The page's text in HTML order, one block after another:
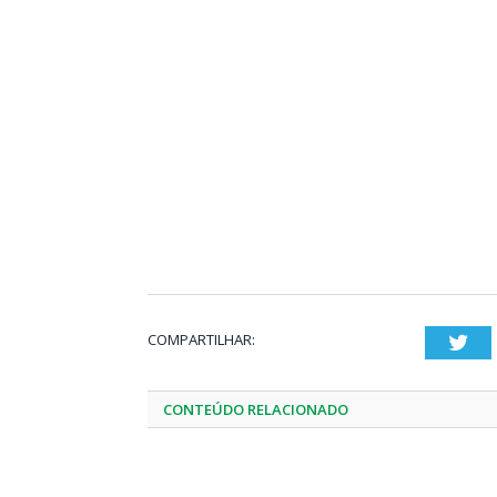
COMPARTILHAR:
CONTEÚDO RELACIONADO